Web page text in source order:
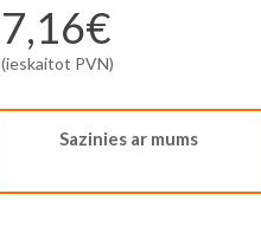
7,16€
(ieskaitot PVN)
Sazinies ar mums